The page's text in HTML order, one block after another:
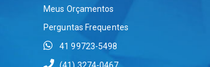
Meus Orçamentos
Perguntas Frequentes
41 99723-5498
(41) 3274-0467